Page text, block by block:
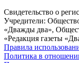
Свидетельство о
Учредители:
«Дважды два»,
«Редакция газеты
Правила
Политика в